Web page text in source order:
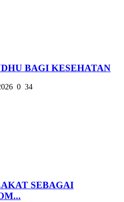
BAGI KESEHATAN
0 34
SEBAGAI